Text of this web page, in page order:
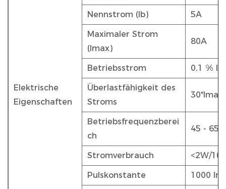
Elektrische
Eigenschaften
Nennstrom (Ib) 5A
Maximaler Strom
(Imax)
80A
Betriebsstrom 0,1 % Ib
Überlastfähigkeit des
Stroms
30*Imax
Betriebsfrequenzberei
ch
45 -
Stromverbrauch <2W/
Pulskonstante 1000